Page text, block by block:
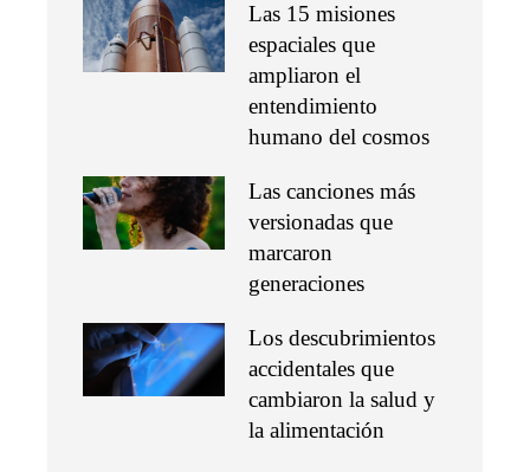
Las 15 misiones
espaciales que
ampliaron el
entendimiento
humano del cosmos
Las canciones más
versionadas que
marcaron
generaciones
Los descubrimientos
accidentales que
cambiaron la salud y
la alimentación